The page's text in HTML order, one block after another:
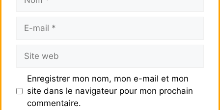
mail
web
Enregistrer mon nom, mon e-mail et mon
site dans le navigateur pour mon prochain
commentaire.